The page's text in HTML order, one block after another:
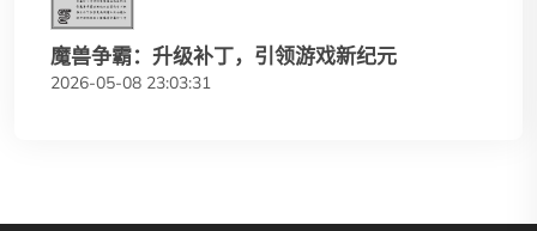
魔兽争霸：升级补丁，引领游戏新纪元
2026-05-08 23:03:31